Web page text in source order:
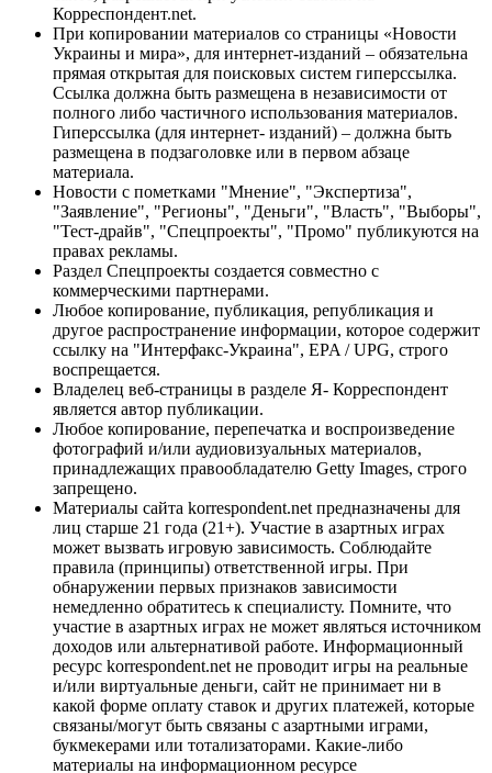
Корреспондент.net.
При копировании материалов со страницы «Новости
Украины и мира», для интернет-изданий – обязательна
прямая открытая для поисковых систем гиперссылка.
Ссылка должна быть размещена в независимости от
полного либо частичного использования материалов.
Гиперссылка (для интернет- изданий) – должна быть
размещена в подзаголовке или в первом абзаце
материала.
Новости с пометками "Мнение", "Экспертиза",
"Заявление", "Регионы", "Деньги", "Власть", "Выборы",
"Тест-драйв", "Спецпроекты", "Промо" публикуются на
правах рекламы.
Раздел Спецпроекты создается совместно с
коммерческими партнерами.
Любое копирование, публикация, републикация и
другое распространение информации, которое содержит
ссылку на "Интерфакс-Украина", EPA / UPG, строго
воспрещается.
Владелец веб-страницы в разделе Я- Корреспондент
является автор публикации.
Любое копирование, перепечатка и воспроизведение
фотографий и/или аудиовизуальных материалов,
принадлежащих правообладателю Getty Images, строго
запрещено.
Материалы сайта korrespondent.net предназначены для
лиц старше 21 года (21+). Участие в азартных играх
может вызвать игровую зависимость. Соблюдайте
правила (принципы) ответственной игры. При
обнаружении первых признаков зависимости
немедленно обратитесь к специалисту. Помните, что
участие в азартных играх не может являться источником
доходов или альтернативой работе. Информационный
ресурс korrespondent.net не проводит игры на реальные
и/или виртуальные деньги, сайт не принимает ни в
какой форме оплату ставок и других платежей, которые
связаны/могут быть связаны с азартными играми,
букмекерами или тотализаторами. Какие-либо
материалы на информационном ресурсе